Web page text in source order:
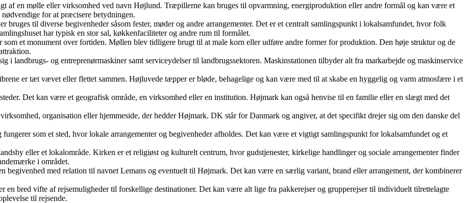
en mølle eller virksomhed ved navn Højlund. Træpillerne kan bruges til opvarmning, energiproduktion eller andre formål og kan være et
for at præcisere betydningen.
til diverse begivenheder såsom fester, møder og andre arrangementer. Det er et centralt samlingspunkt i lokalsamfundet, hvor folk
har typisk en stor sal, køkkenfaciliteter og andre rum til formålet.
et monument over fortiden. Møllen blev tidligere brugt til at male korn eller udføre andre former for produktion. Den høje struktur og de
i landbrugs- og entreprenørmaskiner samt serviceydelser til landbrugssektoren. Maskinstationen tilbyder alt fra markarbejde og maskinservice
er tæt vævet eller flettet sammen. Højluvede tæpper er bløde, behagelige og kan være med til at skabe en hyggelig og varm atmosfære i et
Det kan være et geografisk område, en virksomhed eller en institution. Højmark kan også henvise til en familie eller en slægt med det
organisation eller hjemmeside, der hedder Højmark. DK står for Danmark og angiver, at det specifikt drejer sig om den danske del
som et sted, hvor lokale arrangementer og begivenheder afholdes. Det kan være et vigtigt samlingspunkt for lokalsamfundet og et
eller et lokalområde. Kirken er et religiøst og kulturelt centrum, hvor gudstjenester, kirkelige handlinger og sociale arrangementer finder
i området.
begivenhed med relation til navnet Lemans og eventuelt til Højmark. Det kan være en særlig variant, brand eller arrangement, der kombinerer
en bred vifte af rejsemuligheder til forskellige destinationer. Det kan være alt lige fra pakkerejser og grupperejser til individuelt tilrettelagte
til rejsende.